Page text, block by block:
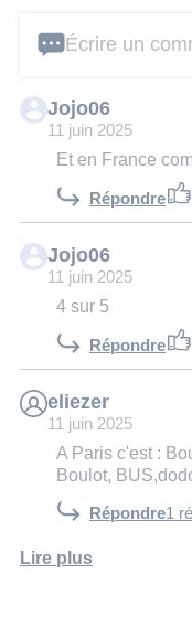
Écrire un
Jojo06
11 juin 2025
Et en France
Répondre
Jojo06
11 juin 2025
4 sur 5
Répondre
eliezer
11 juin 2025
A Paris c'est :
Boulot,
Répondre1
Lire plus